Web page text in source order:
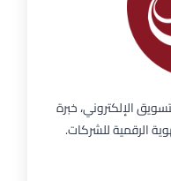
الإلكتروني، خبرة